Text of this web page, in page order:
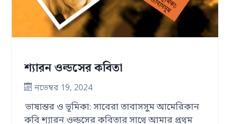
শ্যারন ওল্ডসের কবিতা
নভেম্বর 19, 2024
ভাষান্তর ও ভূমিকা: সাবেরা তাবাসসুম আমেরিকান
কবি শ্যারন ওল্ডসের কবিতার সাথে আমার প্রথম